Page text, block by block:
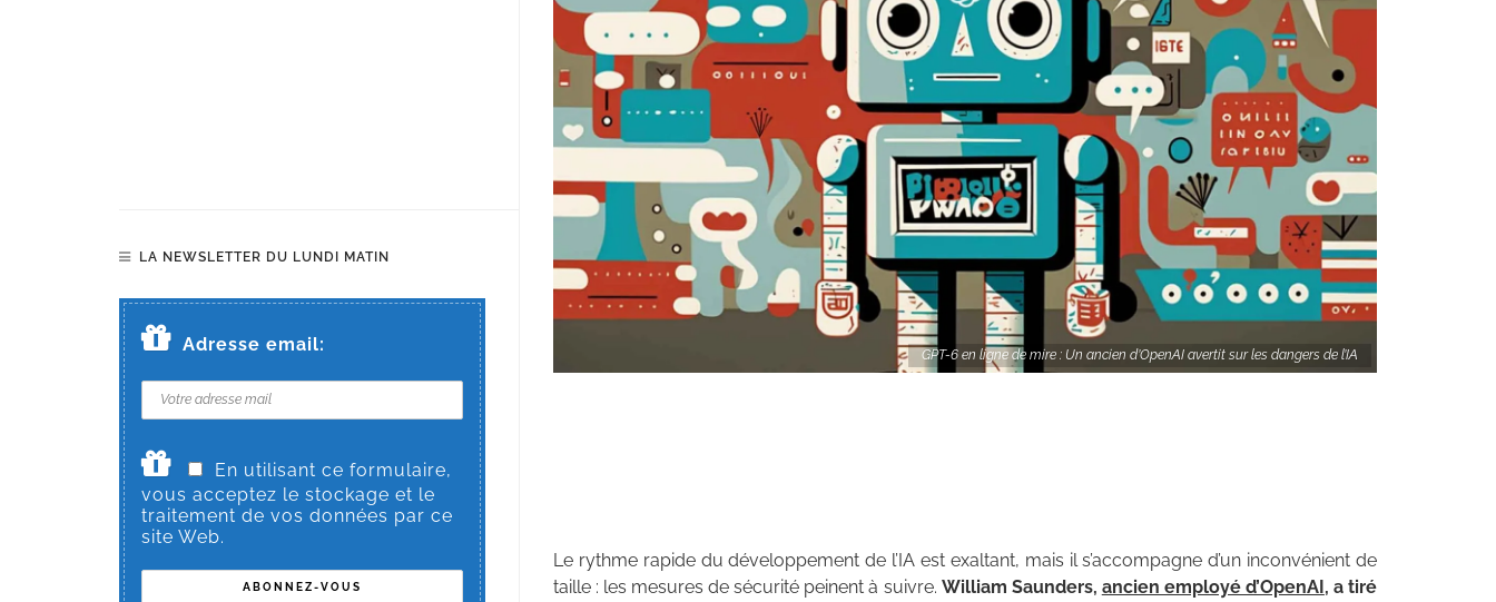
GPT-6 en ligne de mire : Un ancien d’OpenAI avertit sur les dangers de l’IA
Le rythme rapide du développement de l’IA est exaltant, mais il s’accompagne d’un inconvénient de
taille : les mesures de sécurité peinent à suivre. William Saunders, ancien employé d’OpenAI , a tiré
LA NEWSLETTER DU LUNDI MATIN
Adresse email:
En utilisant ce formulaire,
vous acceptez le stockage et le
traitement de vos données par ce
site Web.